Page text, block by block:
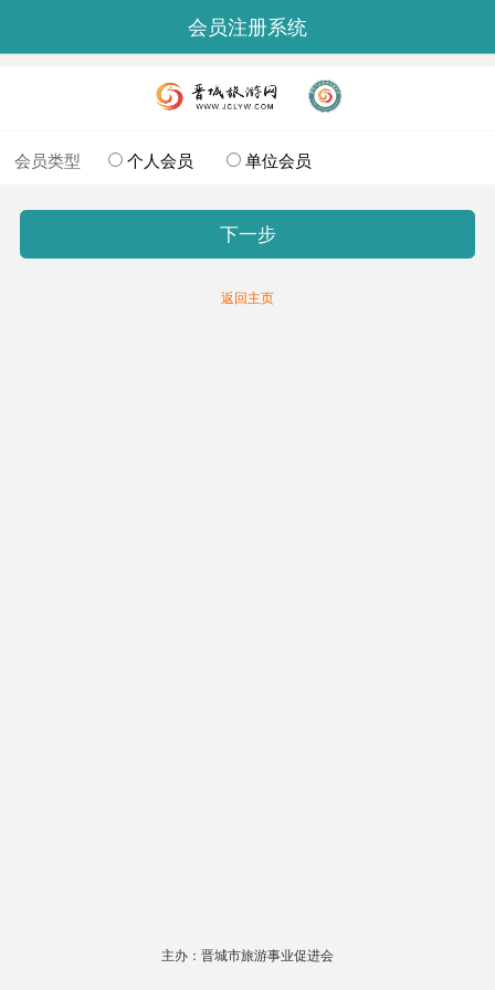
会员注册系统
会员类型 个人会员 单位会员
下一步
返回主页
主办：晋城市旅游事业促进会